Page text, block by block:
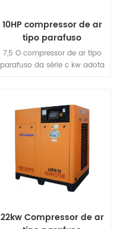
10HP compressor de ar
tipo parafuso
7,5 O compressor de ar tipo
parafuso da série c kw adota
eficiente e fácil manutenção,
substituindo a correia.
22kw Compressor de ar